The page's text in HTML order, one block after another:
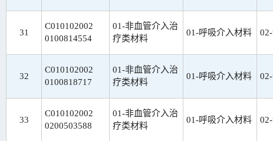
31
C010102002
0100814554
01-非血管介入治
疗类材料
01-呼吸介入材料
32
C010102002
0100818717
01-非血管介入治
疗类材料
01-呼吸介入材料
33
C010102002
0200503588
01-非血管介入治
疗类材料
01-呼吸介入材料